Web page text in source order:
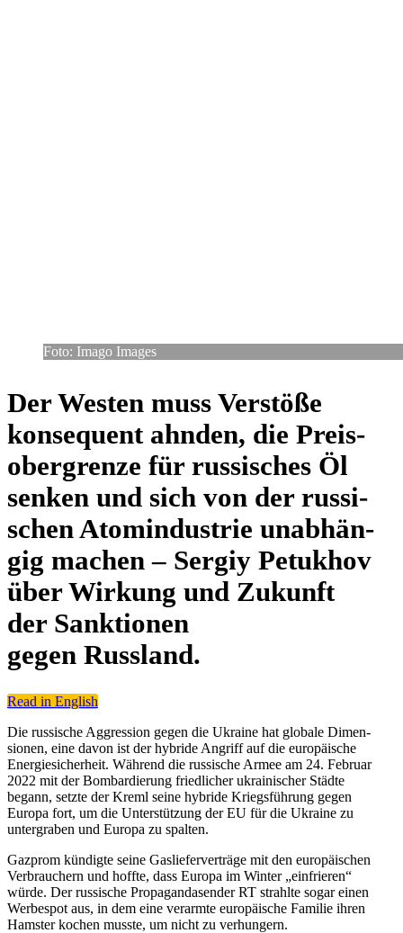
Foto: Imago Images
Der Westen muss Ver­stöße
kon­se­quent ahnden, die Preis­
ober­grenze für rus­si­sches Öl
senken und sich von der rus­si­
schen Atom­in­dus­trie unab­hän­
gig machen – Sergiy Petuk­hov
über Wirkung und Zukunft
der Sank­tio­nen
gegen Russland.
Read in English
Die rus­si­sche Aggres­sion gegen die Ukraine hat globale Dimen­
sio­nen, eine davon ist der hybride Angriff auf die euro­päi­sche
Ener­gie­si­cher­heit. Während die rus­si­sche Armee am 24. Februar
2022 mit der Bom­bar­die­rung fried­li­cher ukrai­ni­scher Städte
begann, setzte der Kreml seine hybride Kriegs­füh­rung gegen
Europa fort, um die Unter­stüt­zung der EU für die Ukraine zu
unter­gra­ben und Europa zu spalten.
Gazprom kün­digte seine Gas­lie­fer­ver­träge mit den euro­päi­schen
Ver­brau­chern und hoffte, dass Europa im Winter „ein­frie­ren“
würde. Der rus­si­sche Pro­pa­gan­da­sen­der RT strahlte sogar einen
Wer­be­spot aus, in dem eine ver­armte euro­päi­sche Familie ihren
Hamster kochen musste, um nicht zu verhungern.